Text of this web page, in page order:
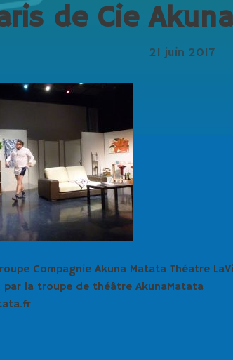
de Cie
21 juin 2017
Compagnie Akuna Matata Théatre
la troupe de théâtre AkunaMatata